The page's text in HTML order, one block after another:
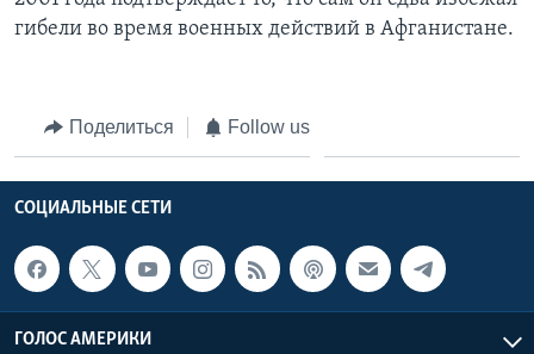
гибели во время военных действий в Афганистане.
Поделиться Follow us
СОЦИАЛЬНЫЕ СЕТИ
ГОЛОС АМЕРИКИ